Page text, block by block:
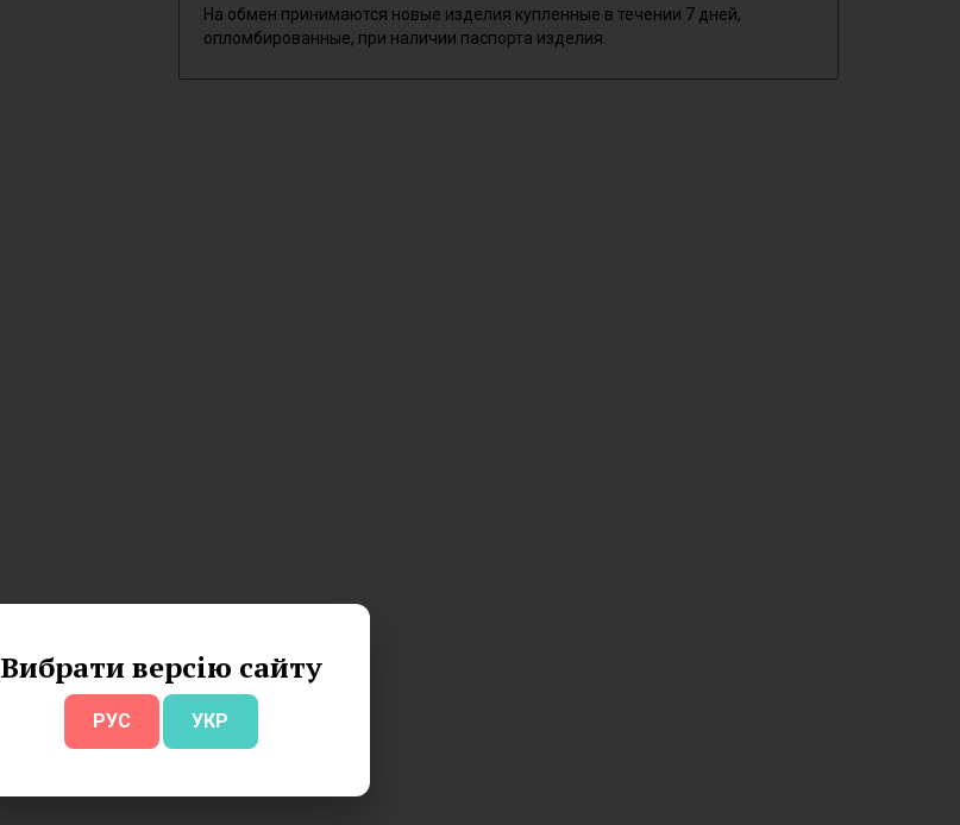
Вибрати версію сайту
РУС УКР
На обмен принимаются новые изделия купленные в течении 7 дней,
опломбированные, при наличии паспорта изделия.